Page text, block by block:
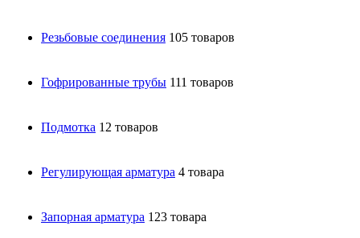
Резьбовые соединения 105 товаров
Гофрированные трубы 111 товаров
Подмотка 12 товаров
Регулирующая арматура 4 товара
Запорная арматура 123 товара